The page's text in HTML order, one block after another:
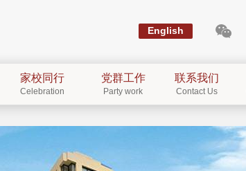
English
家校同行
Celebration
党群工作
Party work
联系我们
Contact Us